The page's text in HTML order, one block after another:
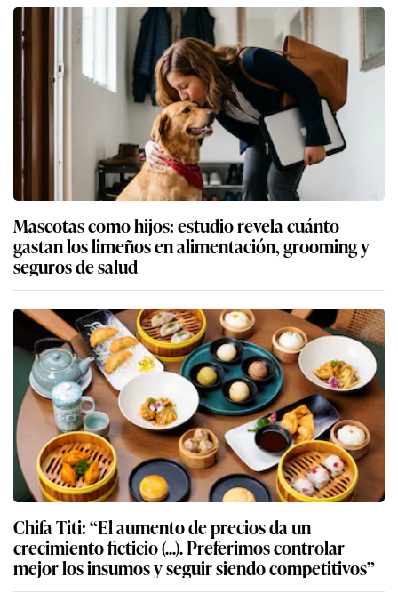
Mascotas como hijos: estudio revela cuánto
gastan los limeños en alimentación, grooming y
seguros de salud
Chifa Titi: “El aumento de precios da un
crecimiento ficticio (...). Preferimos controlar
mejor los insumos y seguir siendo competitivos”